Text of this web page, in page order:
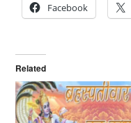
Facebook
Related